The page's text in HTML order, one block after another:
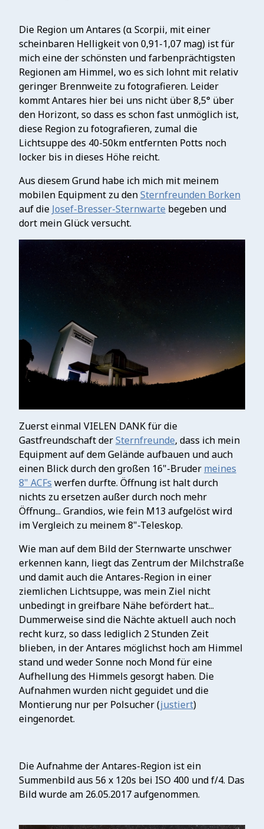
Die Region um Antares (α Scorpii, mit einer
scheinbaren Helligkeit von 0,91-1,07 mag) ist für
mich eine der schönsten und farbenprächtigsten
Regionen am Himmel, wo es sich lohnt mit relativ
geringer Brennweite zu fotografieren. Leider
kommt Antares hier bei uns nicht über 8,5° über
den Horizont, so dass es schon fast unmöglich ist,
diese Region zu fotografieren, zumal die
Lichtsuppe des 40-50km entfernten Potts noch
locker bis in dieses Höhe reicht.
Aus diesem Grund habe ich mich mit meinem
mobilen Equipment zu denSternfreunden Borken
auf die Josef-Bresser-Sternwarte begeben und
dort mein Glück versucht.
Zuerst einmal VIELEN DANK für die
Gastfreundschaft derSternfreunde, dass ich mein
Equipment auf dem Gelände aufbauen und auch
einen Blick durch den großen 16"-Bruder meines
8" ACFs werfen durfte. Öffnung ist halt durch
nichts zu ersetzen außer durch noch mehr
Öffnung... Grandios, wie fein M13 aufgelöst wird
im Vergleich zu meinem 8"-Teleskop.
Wie man auf dem Bild der Sternwarte unschwer
erkennen kann, liegt das Zentrum der Milchstraße
und damit auch die Antares-Region in einer
ziemlichen Lichtsuppe, was mein Ziel nicht
unbedingt in greifbare Nähe befördert hat...
Dummerweise sind die Nächte aktuell auch noch
recht kurz, so dass lediglich 2 Stunden Zeit
blieben, in der Antares möglichst hoch am Himmel
stand und weder Sonne noch Mond für eine
Aufhellung des Himmels gesorgt haben. Die
Aufnahmen wurden nicht geguidet und die
Montierung nur per Polsucher (justiert)
eingenordet.
Die Aufnahme der Antares-Region ist ein
Summenbild aus 56 x 120s bei ISO 400 und f/4. Das
Bild wurde am 26.05.2017 aufgenommen.